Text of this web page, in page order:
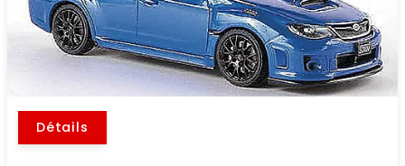
Détails